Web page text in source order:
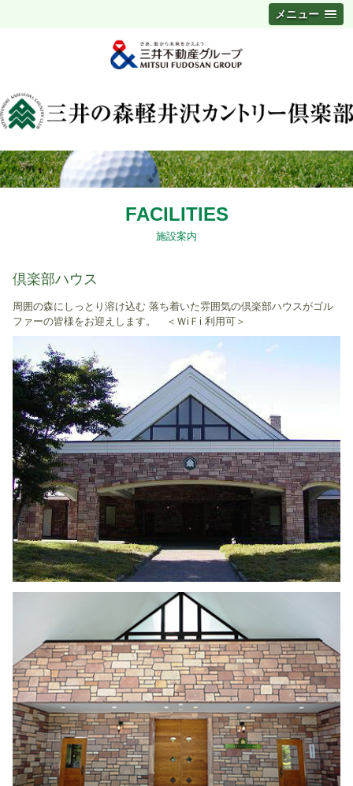
メニュー
FACILITIES
施設案内
倶楽部ハウス
周囲の森にしっとり溶け込む 落ち着いた雰囲気の倶楽部ハウスがゴル
ファーの皆様をお迎えします。 ＜ＷiＦi 利用可＞